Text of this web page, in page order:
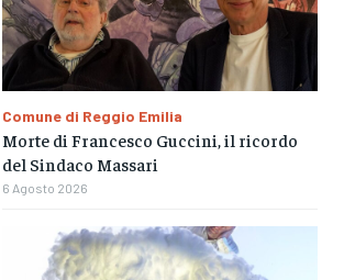
Comune di Reggio Emilia
Morte di Francesco Guccini, il ricordo
del Sindaco Massari
6 Agosto 2026